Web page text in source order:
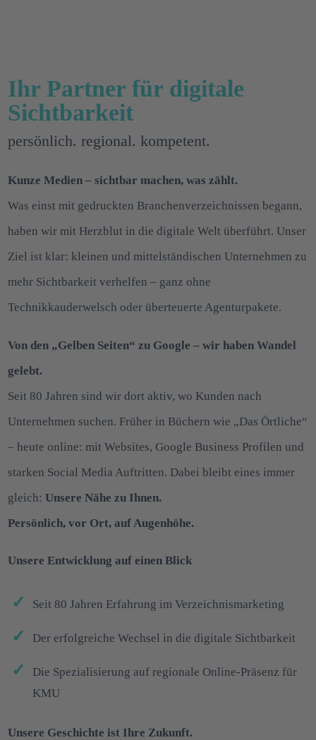
Ihr Partner für digitale
Sichtbarkeit
persönlich. regional. kompetent.
Kunze Medien – sichtbar machen, was zählt.
Was einst mit gedruckten Branchenverzeichnissen begann,
haben wir mit Herzblut in die digitale Welt überführt. Unser
Ziel ist klar: kleinen und mittelständischen Unternehmen zu
mehr Sichtbarkeit verhelfen – ganz ohne
Technikkauderwelsch oder überteuerte Agenturpakete.
Von den „Gelben Seiten“ zu Google – wir haben Wandel
gelebt.
Seit 80 Jahren sind wir dort aktiv, wo Kunden nach
Unternehmen suchen. Früher in Büchern wie „Das Örtliche“
– heute online: mit Websites, Google Business Profilen und
starken Social Media Auftritten. Dabei bleibt eines immer
gleich:Unsere Nähe zu Ihnen.
Persönlich, vor Ort, auf Augenhöhe.
Unsere Entwicklung auf einen Blick
Seit 80 Jahren Erfahrung im Verzeichnismarketing
Der erfolgreiche Wechsel in die digitale Sichtbarkeit
Die Spezialisierung auf regionale Online-Präsenz für
KMU
Unsere Geschichte ist Ihre Zukunft.